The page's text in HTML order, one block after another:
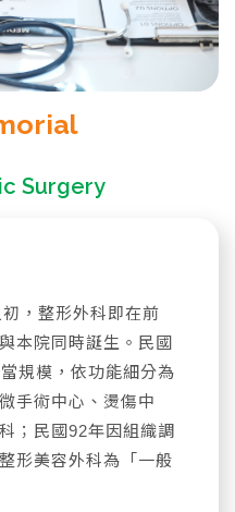
Surgery
，整形外科即在前
本院同時誕生。民國
規模，依功能細分為
手術中心、燙傷中
；民國92年因組織調
形美容外科為「一般